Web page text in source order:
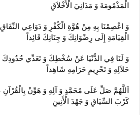
الْمَذْمُومَةَ وَ مَدَانِيَ الْأَخْلاَقِ‏
وَ اعْصِمْنَا بِهِ مِنْ هُوَّةِ الْكُفْرِ وَ دَوَاعِي
الْقِيَامَةِ إِلَى رِضْوَانِكَ وَ جِنَانِكَ قَائِداً
وَ لَنَا فِي الدُّنْيَا عَنْ سُخْطِكَ وَ تَعَدِّي حُدُودِكَ
حَلاَلِهِ وَ تَحْرِيمِ حَرَامِهِ شَاهِداً
اَللَّهُمَّ صَلِّ عَلَى مُحَمَّدٍ وَ آلِهِ وَ هَوِّنْ بِالْقُرْآنِ
كَرْبَ السِّيَاقِ وَ جَهْدَ الْأَنِينِ‏